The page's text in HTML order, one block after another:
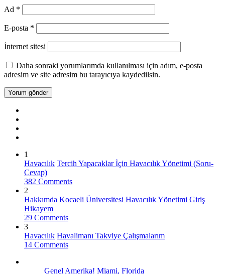
Ad *
E-posta *
İnternet sitesi
Daha sonraki yorumlarımda kullanılması için adım, e-posta
adresim ve site adresim bu tarayıcıya kaydedilsin.
1
Havacılık Tercih Yapacaklar İçin Havacılık Yönetimi (Soru-
Cevap)
382 Comments
2
Hakkımda Kocaeli Üniversitesi Havacılık Yönetimi Giriş
Hikayem
29 Comments
3
Havacılık Havalimanı Takviye Çalışmalarım
14 Comments
Genel Amerika! Miami, Florida